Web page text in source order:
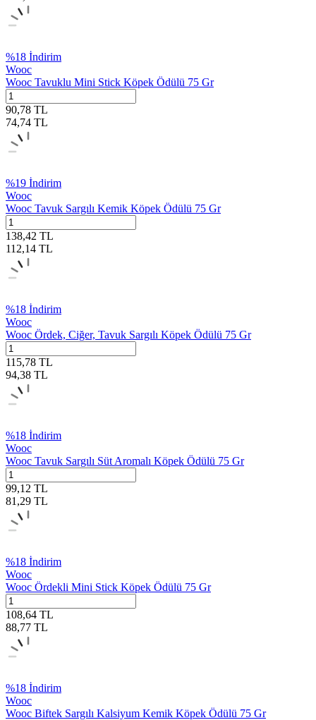
%18 İndirim
Wooc
Wooc Tavuklu Mini Stick Köpek Ödülü 75 Gr
90,78 TL
74,74 TL
%19 İndirim
Wooc
Wooc Tavuk Sargılı Kemik Köpek Ödülü 75 Gr
138,42 TL
112,14 TL
%18 İndirim
Wooc
Wooc Ördek, Ciğer, Tavuk Sargılı Köpek Ödülü 75 Gr
115,78 TL
94,38 TL
%18 İndirim
Wooc
Wooc Tavuk Sargılı Süt Aromalı Köpek Ödülü 75 Gr
99,12 TL
81,29 TL
%18 İndirim
Wooc
Wooc Ördekli Mini Stick Köpek Ödülü 75 Gr
108,64 TL
88,77 TL
%18 İndirim
Wooc
Wooc Biftek Sargılı Kalsiyum Kemik Köpek Ödülü 75 Gr